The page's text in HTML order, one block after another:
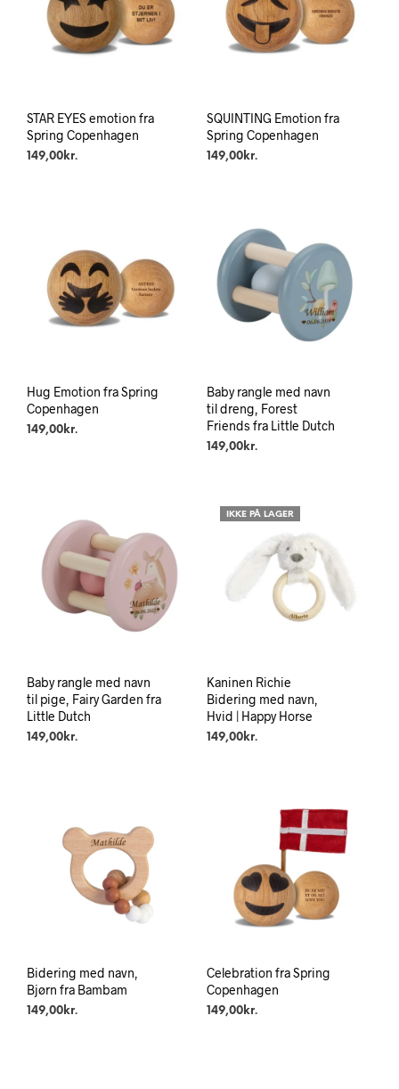
STAR EYES emotion fra
Spring Copenhagen
149,00 kr.
SQUINTING Emotion fra
Spring Copenhagen
149,00kr.
Hug Emotion fra Spring
Copenhagen
149,00 kr.
Baby rangle med navn
til dreng, Forest
Friends fra Little Dutch
149,00kr.
Baby rangle med navn
til pige, Fairy Garden fra
Little Dutch
149,00 kr.
IKKE PÅ LAGER
Kaninen Richie
Bidering med navn,
Hvid | Happy Horse
149,00kr.
Bidering med navn,
Bjørn fra Bambam
149,00 kr.
Celebration fra Spring
Copenhagen
149,00kr.